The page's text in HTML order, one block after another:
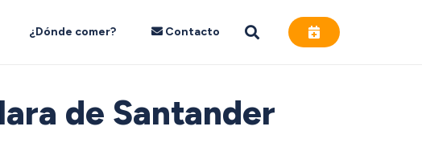
¿Dónde comer? Contacto
de Santander